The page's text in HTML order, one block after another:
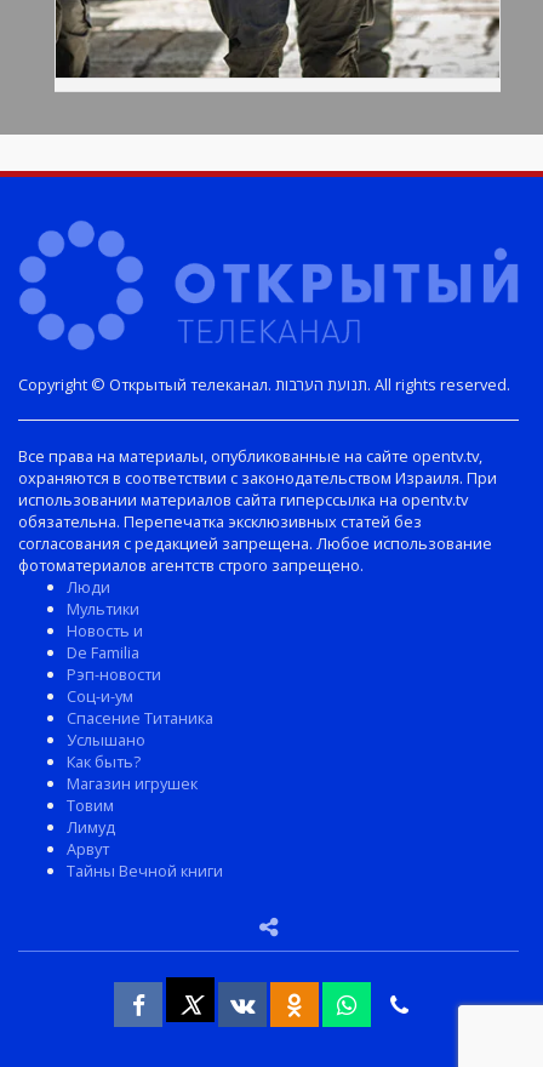
Copyright © Открытый телеканал. תנועת הערבות. All rights reserved.
Все права на материалы, опубликованные на сайте opentv.tv,
охраняются в соответствии с законодательством Израиля. При
использовании материалов сайта гиперссылка на opentv.tv
обязательна. Перепечатка эксклюзивных статей без
согласования с редакцией запрещена. Любое использование
фотоматериалов агентств строго запрещено.
Люди
Мультики
Новость и
De Familia
Рэп-новости
Соц-и-ум
Спасение Титаника
Услышано
Как быть?
Магазин игрушек
Товим
Лимуд
Арвут
Тайны Вечной книги